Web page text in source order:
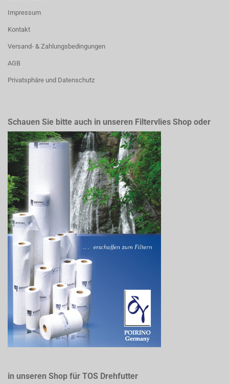
Impressum
Kontakt
Versand- & Zahlungsbedingungen
AGB
Privatsphäre und Datenschutz
Schauen Sie bitte auch in unseren Filtervlies Shop oder
in unseren Shop für TOS Drehfutter